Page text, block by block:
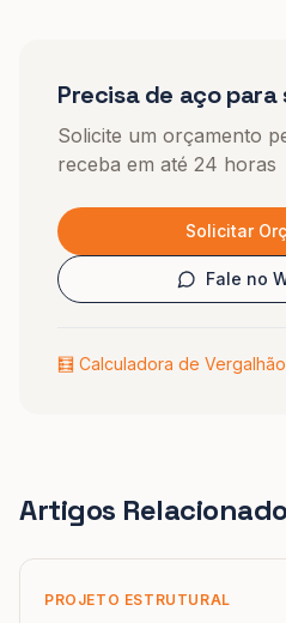
Precisa de aço para
Solicite um orçamento
receba em até 24 horas
Solicitar
Fale no
🧮 Calculadora de Vergalhão
Artigos
PROJETO ESTRUTURAL